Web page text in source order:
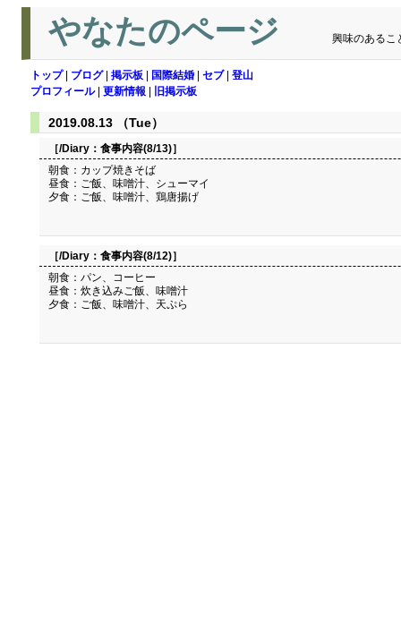
やなたのページ 興味のあるこ
トップ| ブログ| 掲示板 国際結婚 セブ| 登山
プロフィール| 更新情報 旧掲示板
2019.08.13 （Tue）
［/Diary： 食事内容(8/13)］
朝食：カップ焼きそば
昼食：ご飯、味噌汁、シューマイ
夕食：ご飯、味噌汁、鶏唐揚げ
［/Diary： 食事内容(8/12)］
朝食：パン、コーヒー
昼食：炊き込みご飯、味噌汁
夕食：ご飯、味噌汁、天ぷら